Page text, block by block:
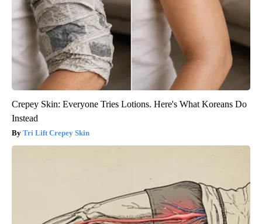
Crepey Skin: Everyone Tries Lotions. Here's What Koreans Do
Instead
Tri Lift Crepey Skin